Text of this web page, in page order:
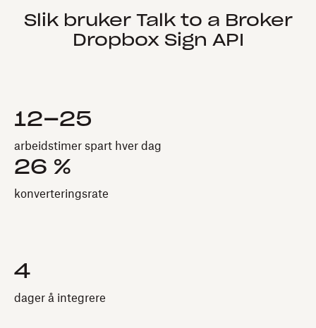
Slik bruker Talk to a Broker
Dropbox Sign API
12–25
arbeidstimer spart hver dag
26 %
konverteringsrate
4
dager å integrere